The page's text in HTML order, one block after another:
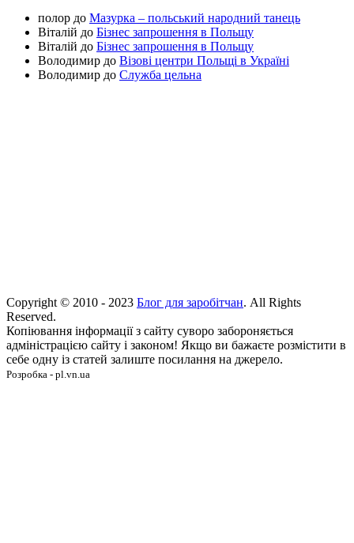
полор до Мазурка – польський народний танець
Віталій до Бізнес запрошення в Польщу
Віталій до Бізнес запрошення в Польщу
Володимир до Візові центри Польщі в Україні
Володимир до Служба цельна
Copyright © 2010 - 2023 Блог для заробітчан. All Rights
Reserved.
Копіювання інформації з сайту суворо забороняється
адміністрацією сайту і законом! Якщо ви бажаєте розмістити в
себе одну із статей залиште посилання на джерело.
Розробка - pl.vn.ua